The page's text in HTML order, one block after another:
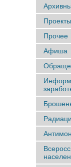
Проекты
Прочее
Афиша